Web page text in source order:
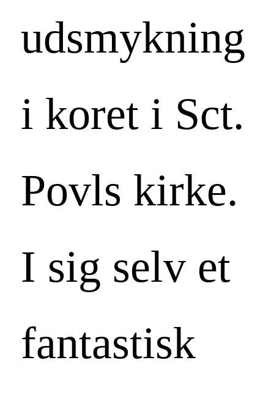
udsmykning
i koret i Sct.
Povls kirke.
I sig selv et
fantastisk